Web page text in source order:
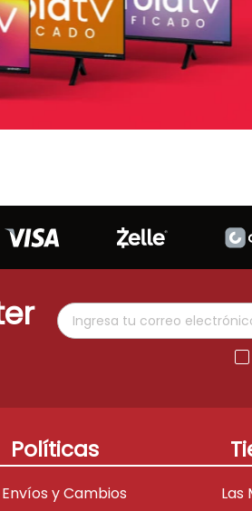
Políticas
Envíos y Cambios Las